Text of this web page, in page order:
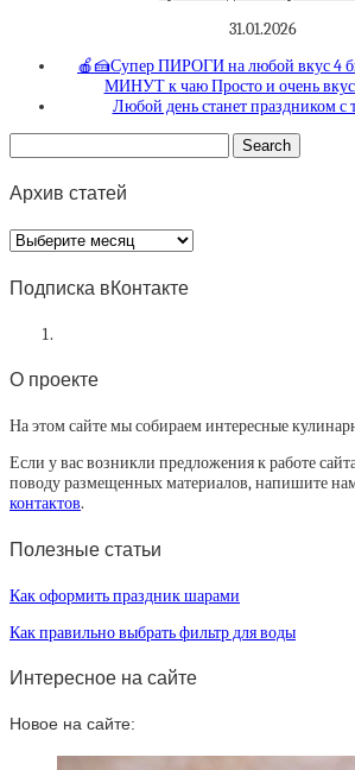
31.01.2026
🍎🍰Супер ПИРОГИ на любой вкус 4
МИНУТ к чаю Просто и очень
Любой день станет праздником с
Архив статей
Архив
статей
Подписка вКонтакте
О проекте
На этом сайте мы собираем интересные
Если у вас возникли предложения к работе
поводу размещенных материалов, напишите
контактов.
Полезные статьи
Как оформить праздник шарами
Как правильно выбрать фильтр для воды
Интересное на сайте
Новое на сайте: